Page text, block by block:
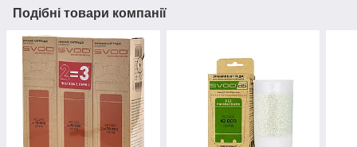
Подібні товари компанії